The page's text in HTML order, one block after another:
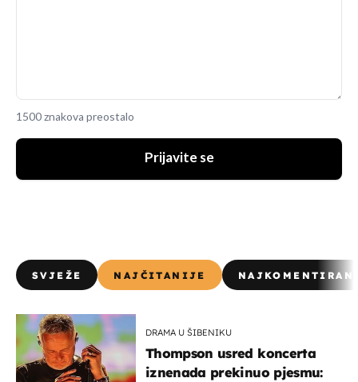
1500 znakova preostalo
Prijavite se
SVJEŽE NAJČITANIJE
DRAMA U ŠIBENIKU
Thompson usred koncerta
iznenada prekinuo pjesmu: